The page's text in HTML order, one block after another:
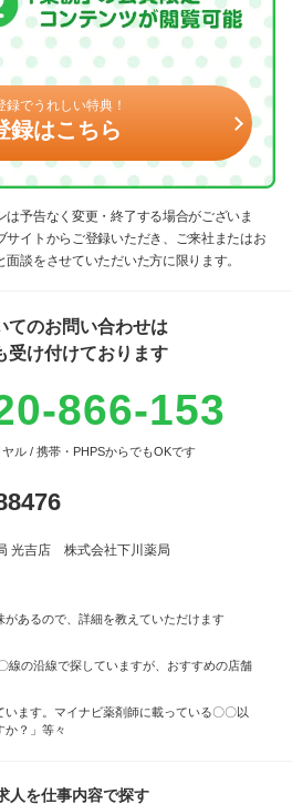
録でうれしい特典！
録はこちら
予告なく変更・終了する場合がございま
イトからご登録いただき、ご来社またはお
談をさせていただいた方に限ります。
てのお問い合わせは
受け付けております
866-153
ル / 携帯・PHPSからでもOKです
光吉店 株式会社下川薬局
があるので、詳細を教えていただけます
線の沿線で探していますが、おすすめの店舗
います。マイナビ薬剤師に載っている〇〇以
か？」等々
人を仕事内容で探す